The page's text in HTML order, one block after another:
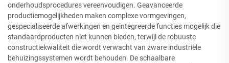
onderhoudsprocedures vereenvoudigen. Geavanceerde
productiemogelijkheden maken complexe vormgevingen,
gespecialiseerde afwerkingen en geïntegreerde functies mogelijk die
standaardproducten niet kunnen bieden, terwijl de robuuste
constructiekwaliteit die wordt verwacht van zware industriële
behuizingssystemen wordt behouden. De schaalbare